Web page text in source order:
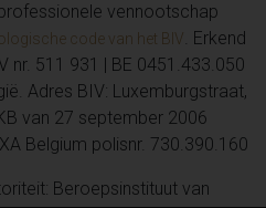
vennootschap
code van het BIV. Erkend
511 931 | BE 0451.433.050
Adres BIV: Luxemburgstraat,
van 27 september 2006
Belgium polisnr. 730.390.160
Beroepsinstituut van